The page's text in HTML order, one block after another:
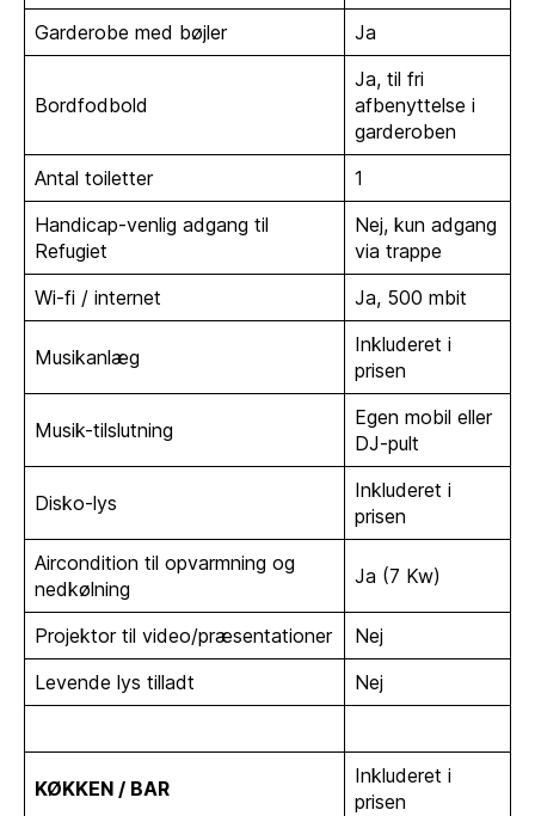
Garderobe med bøjler
Ja
Bordfodbold
Ja, til fri
afbenyttelse i
garderoben
Antal toiletter
1
Handicap-venlig adgang til
Refugiet
Nej, kun adgang
via trappe
Wi-fi / internet
Ja, 500 mbit
Musikanlæg
Inkluderet i
prisen
Musik-tilslutning
Egen mobil eller
DJ-pult
Disko-lys
Inkluderet i
prisen
Aircondition til opvarmning og
nedkølning
Ja (7 Kw)
Projektor til video/præsentationer
Nej
Levende lys tilladt
Nej
KØKKEN / BAR
Inkluderet i
prisen